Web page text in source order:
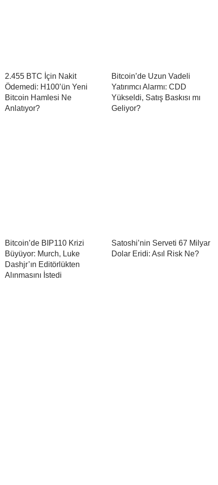
2.455 BTC İçin Nakit
Ödemedi: H100’ün Yeni
Bitcoin Hamlesi Ne
Anlatıyor?
Bitcoin’de Uzun Vadeli
Yatırımcı Alarmı: CDD
Yükseldi, Satış Baskısı mı
Geliyor?
Bitcoin’de BIP110 Krizi
Büyüyor: Murch, Luke
Dashjr’ın Editörlükten
Alınmasını İstedi
Satoshi’nin Serveti 67 Milyar
Dolar Eridi: Asıl Risk Ne?